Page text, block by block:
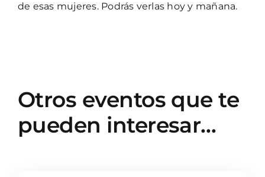
de esas mujeres. Podrás verlas hoy y mañana.
Otros eventos que te
pueden interesar…